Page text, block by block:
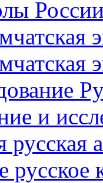
и
русская
русское